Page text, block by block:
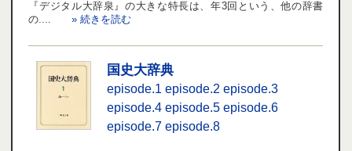
『デジタル大辞泉』の大きな特長は、年3回という、他の辞書
の....» 続きを読む
国史大辞典
episode.1 episode.2 episode.3
episode.4 episode.5 episode.6
episode.7 episode.8